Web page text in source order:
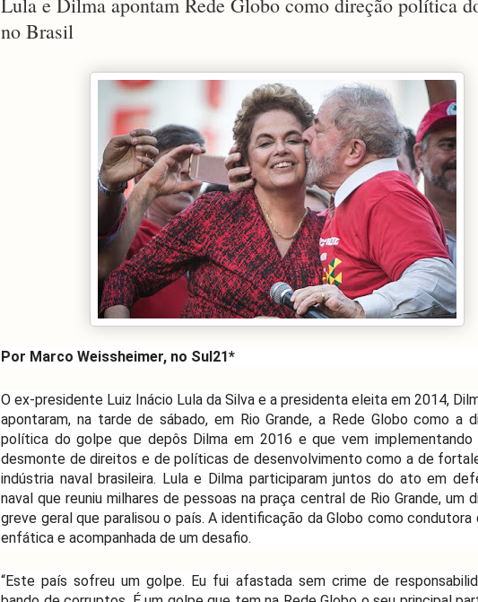
no Brasil
Por Marco Weissheimer, no Sul21*
O ex-presidente Luiz Inácio Lula da Silva e a presidenta eleita em 2014,
apontaram, na tarde de sábado, em Rio Grande, a Rede Globo como a
política do golpe que depôs Dilma em 2016 e que vem implementando
desmonte de direitos e de políticas de desenvolvimento como a de
indústria naval brasileira. Lula e Dilma participaram juntos do ato em
naval que reuniu milhares de pessoas na praça central de Rio Grande, um
greve geral que paralisou o país. A identificação da Globo como
enfática e acompanhada de um desafio.
“Este país sofreu um golpe. Eu fui afastada sem crime de